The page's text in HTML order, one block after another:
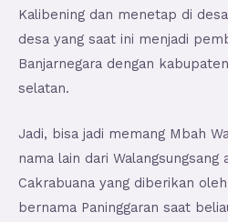
Kalibening dan menetap di
desa yang saat ini menjadi
Banjarnegara dengan
selatan.
Jadi, bisa jadi memang Mbah
nama lain dari Walangsungsang
Cakrabuana yang diberikan
bernama Paninggaran saat